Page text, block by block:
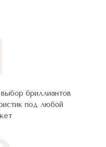
бриллиантов
под любой